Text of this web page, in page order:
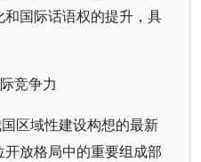
国际话语权的提升，具
竞争力
区域性建设构想的最新
放格局中的重要组成部